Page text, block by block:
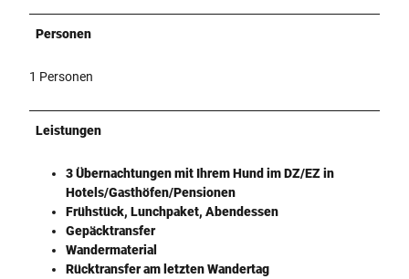
Personen
1 Personen
Leistungen
3 Übernachtungen mit Ihrem Hund im DZ/EZ in
Hotels/Gasthöfen/Pensionen
Frühstück, Lunchpaket, Abendessen
Gepäcktransfer
Wandermaterial
Rücktransfer am letzten Wandertag